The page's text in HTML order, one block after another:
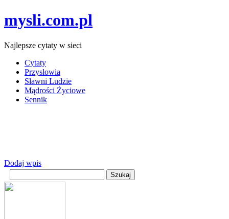
mysli.com.pl
Najlepsze cytaty w sieci
Cytaty
Przysłowia
Sławni Ludzie
Mądrości Życiowe
Sennik
Dodaj wpis